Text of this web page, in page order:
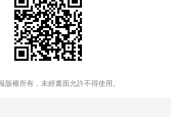
版權所有，未經書面允許不得使用。